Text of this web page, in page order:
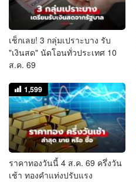
เช็กเลย! 3 กลุ่มเปราะบาง รับ
"เงินสด" นัดโอนทั่วประเทศ 10
ส.ค. 69
1,599
ราคาทองวันนี้ 4 ส.ค. 69 ครึ่งวัน
เช้า ทองคำแท่งปรับแรง